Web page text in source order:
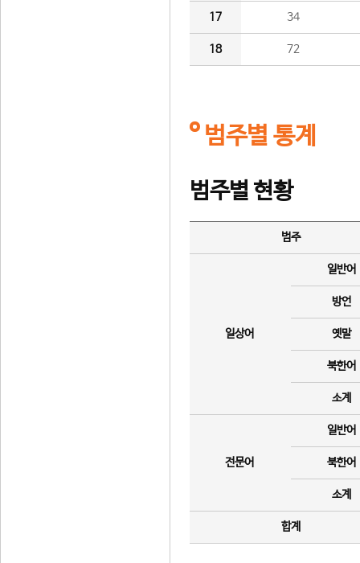
17 34
18 72
범주별 통계
범주별 현황
범주
일상어
일반어
방언
옛말
북한어
소계
전문어
일반어
북한어
소계
합계